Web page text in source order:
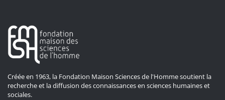
Créée en 1963, la Fondation Maison Sciences de l'Homme soutient la
recherche et la diffusion des connaissances en sciences humaines et
sociales.